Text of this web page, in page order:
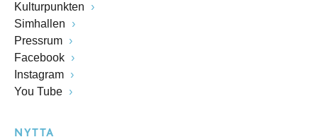
Kulturpunkten
Simhallen
Pressrum
Facebook
Instagram
You Tube
NYTTA